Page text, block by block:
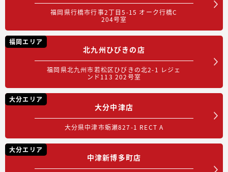
福岡県行橋市行事2丁目5-15 オーク行橋C
204号室
福岡エリア
北九州ひびきの店
福岡県北九州市若松区ひびきの北2-1 レジェ
ンド113 202号室
大分エリア
大分中津店
大分県中津市蛎瀬827-1 RECT A
大分エリア
中津新博多町店